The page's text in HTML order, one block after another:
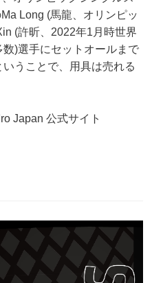
Long (馬龍、オリンピッ
(許昕、2022年1月時世界
)選手にセットオールまで
うことで、用具は売れる
Japan 公式サイト